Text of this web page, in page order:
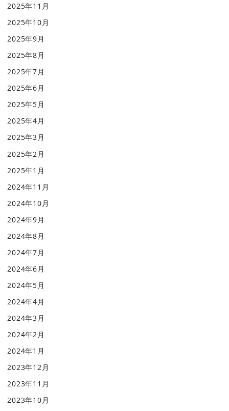
2025年11月
2025年10月
2025年9月
2025年8月
2025年7月
2025年6月
2025年5月
2025年4月
2025年3月
2025年2月
2025年1月
2024年11月
2024年10月
2024年9月
2024年8月
2024年7月
2024年6月
2024年5月
2024年4月
2024年3月
2024年2月
2024年1月
2023年12月
2023年11月
2023年10月